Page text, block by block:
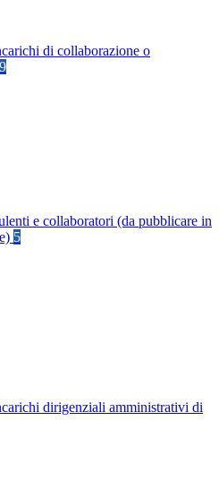
di collaborazione o
9
e collaboratori (da pubblicare in
5
dirigenziali amministrativi di